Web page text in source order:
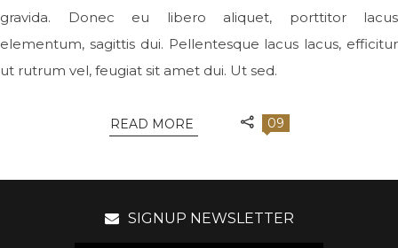
gravida. Donec eu libero aliquet, porttitor lacus
elementum, sagittis dui. Pellentesque lacus lacus, efficitur
ut rutrum vel, feugiat sit amet dui. Ut sed.
READ MORE 09
SIGNUP NEWSLETTER